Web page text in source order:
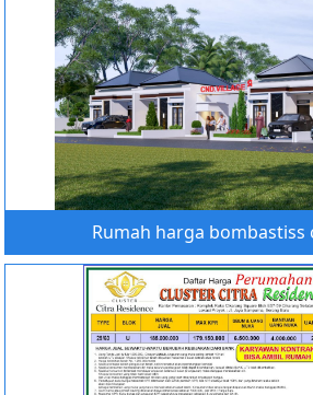
Rumah harga bombastiss